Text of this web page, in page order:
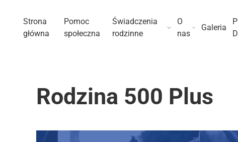
Strona
główna
Pomoc
społeczna
Świadczenia
rodzinne
O
nas
Galeria
Rodzina 500 Plus